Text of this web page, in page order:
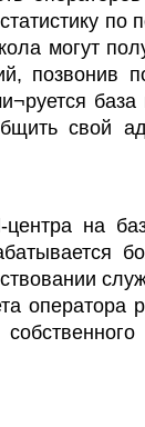
по
могут
позвонив
база
свой
на
оператора